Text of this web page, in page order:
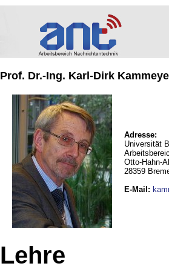
Prof. Dr.-Ing. Karl-Dirk
Adresse:
Universität
Otto-Hahn-
28359
E-Mail :
Lehre